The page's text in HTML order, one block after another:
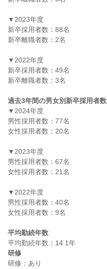
▼2023年度
新卒採用者数：88名
新卒離職者数：2名
▼2022年度
新卒採用者数：49名
新卒離職者数：3名
過去3年間の男女別新卒採用者数
▼2024年度
男性採用者数：77名
女性採用者数：20名
▼2023年度
男性採用者数：67名
女性採用者数：21名
▼2022年度
男性採用者数：40名
女性採用者数：9名
平均勤続年数
研修
研修：あり